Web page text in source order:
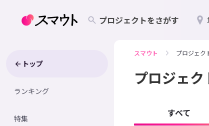
プロジェクトをさがす
トップ
ランキング
特集
スマウト プロジェク
プロジェ
すべて